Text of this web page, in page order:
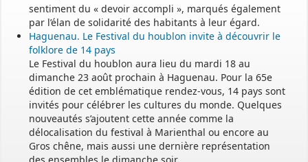
sentiment du « devoir accompli », marqués également
par l’élan de solidarité des habitants à leur égard.
Haguenau. Le Festival du houblon invite à découvrir le
folklore de 14 pays
Le Festival du houblon aura lieu du mardi 18 au
dimanche 23 août prochain à Haguenau. Pour la 65e
édition de cet emblématique rendez-vous, 14 pays sont
invités pour célébrer les cultures du monde. Quelques
nouveautés s’ajoutent cette année comme la
délocalisation du festival à Marienthal ou encore au
Gros chêne, mais aussi une dernière représentation